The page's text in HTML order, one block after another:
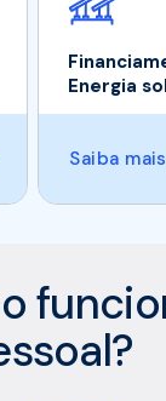
Energia
Saiba mais